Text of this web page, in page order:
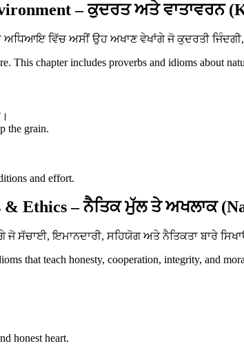
– ਕੁਦਰਤ ਅਤੇ ਵਾਤਾਵਰਨ
ਵਿੱਚ ਅਸੀਂ ਉਹ ਅਖਾਣ ਵੇਖਾਂਗੇ ਜੋ ਕੁਦਰਤੀ
This chapter includes proverbs and idioms about
the grain.
and effort.
& Ethics – ਨੈਤਿਕ ਮੁੱਲ ਤੇ ਅਖਲਾਕ
ਇਮਾਨਦਾਰੀ, ਸਹਿਯੋਗ ਅਤੇ ਨੈਤਿਕਤਾ ਬਾਰੇ
that teach honesty, cooperation, integrity, and
honest heart.